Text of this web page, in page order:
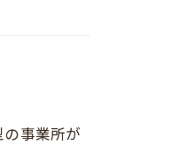
事業所が